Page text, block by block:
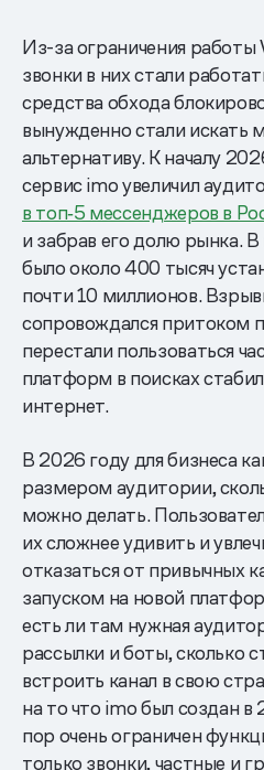
Из-за ограничения
звонки в них стали
средства обхода
вынужденно стали искать
альтернативу. К началу
сервис imo увеличил
в топ‑5 мессенджеров в
и забрав его долю рынка.
было около 400 тысяч
почти 10 миллионов.
сопровождался притоком
перестали пользоваться
платформ в поисках
интернет.
В 2026 году для бизнеса
размером аудитории,
можно делать.
их сложнее удивить и
отказаться от привычных
запуском на новой
есть ли там нужная
рассылки и боты, сколько
встроить канал в свою
на то что imo был создан в
пор очень ограничен
только звонки, частные и